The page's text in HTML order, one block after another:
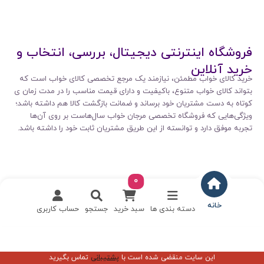
این سایت منقضی شده است با پشتیبانی تماس بگیرید
خانه دسته بندی ها
0
سبد خرید جستجو حساب کاربری
فروشگاه اینترنتی دیجیتال، بررسی، انتخاب و
خرید آنلاین
خرید کالای خواب مطمئن، نیازمند یک مرجع تخصصی کالای خواب است که
بتواند کالای خواب متنوع، باکیفیت و دارای قیمت مناسب را در مدت زمان ی
کوتاه به دست مشتریان خود برساند و ضمانت بازگشت کالا هم داشته باشد؛
ویژگی‌هایی که فروشگاه تخصصی مرجان خواب سال‌هاست بر روی آن‌ها
تجربه موفق دارد و توانسته از این طریق مشتریان ثابت خود را داشته باشد.